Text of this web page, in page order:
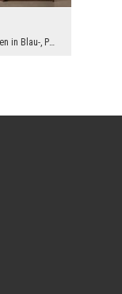
Eine leichte Komposition aus Aquarellblumen in Blau-, Puderrosa- und Cremeweiß-Tönen bringt Frisc...